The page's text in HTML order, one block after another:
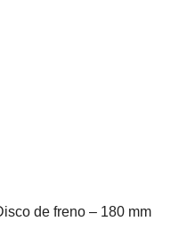
de freno – 180 mm